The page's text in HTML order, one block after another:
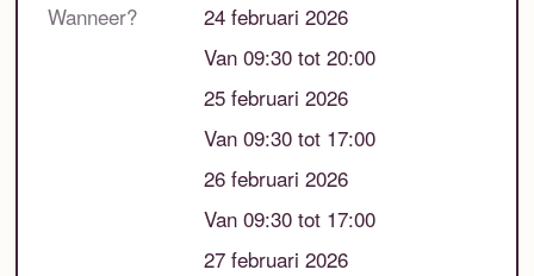
Wanneer?
24 februari 2026
Van 09:30 tot 20:00
25 februari 2026
Van 09:30 tot 17:00
26 februari 2026
Van 09:30 tot 17:00
27 februari 2026